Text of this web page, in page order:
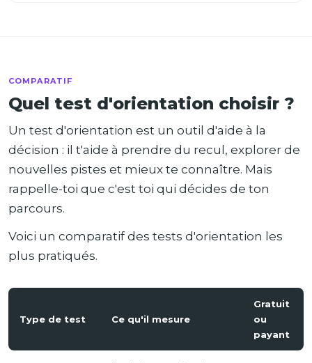
COMPARATIF
Quel test d'orientation choisir ?
Un test d'orientation est un outil d'aide à la
décision : il t'aide à prendre du recul, explorer de
nouvelles pistes et mieux te connaître. Mais
rappelle-toi que c'est toi qui décides de ton
parcours.
Voici un comparatif des tests d'orientation les
plus pratiqués.
Type de test Ce qu'il mesure
Gratuit
ou
payant